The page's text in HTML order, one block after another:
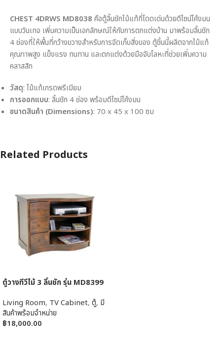
CHEST 4DRWS MD8038 คือตู้ลิ้นชักไม้แท้ที่โดดเด่นด้วยดีไซน์โค้งมน
แบบวินเทจ เพิ่มความเป็นเอกลักษณ์ให้กับการตกแต่งบ้าน มาพร้อมลิ้นชัก
4 ช่องที่ให้พื้นที่กว้างขวางสำหรับการจัดเก็บสิ่งของ ตู้ชิ้นนี้ผลิตจากไม้แท้
คุณภาพสูง แข็งแรง ทนทาน และตกแต่งด้วยมือจับโลหะที่ช่วยเพิ่มความ
คลาสสิก
วัสดุ: ไม้แท้เกรดพรีเมียม
การออกแบบ: ลิ้นชัก 4 ช่อง พร้อมดีไซน์โค้งมน
ขนาดสินค้า (Dimensions): 70 x 45 x 100 ซม
Related Products
ตู้วางทีวีไม้ 3 ลิ้นชัก รุ่น MD8399
Living Room, TV Cabinet, ตู้, มี
สินค้าพร้อมจำหน่าย
฿18,000.00